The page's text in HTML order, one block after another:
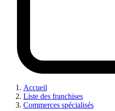
Accueil
Liste des franchises
Commerces spécialisés